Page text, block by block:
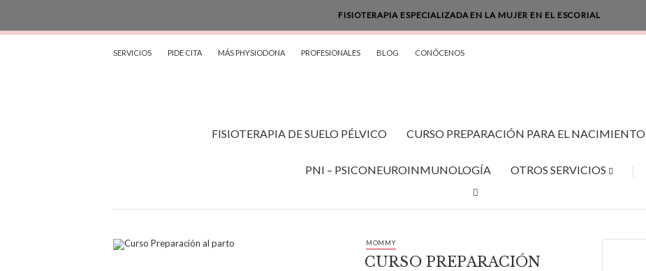
FISIOTERAPIA ESPECIALIZADA EN LA MUJER EN EL ESCORIAL
SERVICIOS PIDE CITA MÁS PHYSIODONA PROFESIONALES BLOG CONÓCENOS
FISIOTERAPIA DE SUELO PÉLVICO CURSO PREPARACIÓN PARA EL NACIMIENTO
PNI – PSICONEUROINMUNOLOGÍA OTROS SERVICIOS
MOMMY
CURSO PREPARACIÓN